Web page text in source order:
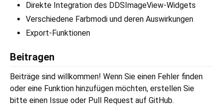
Direkte Integration des DDSImageView-Widgets
Verschiedene Farbmodi und deren Auswirkungen
Export-Funktionen
Beitragen
Beiträge sind willkommen! Wenn Sie einen Fehler finden
oder eine Funktion hinzufügen möchten, erstellen Sie
bitte einen Issue oder Pull Request auf GitHub.